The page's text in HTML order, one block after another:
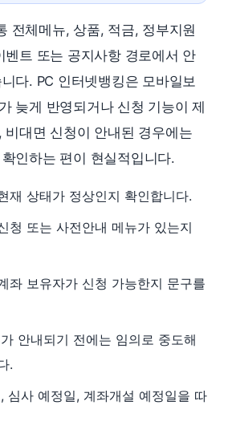
전체메뉴, 상품, 적금, 정부지원
벤트 또는 공지사항 경로에서 안
다. PC 인터넷뱅킹은 모바일보
늦게 반영되거나 신청 기능이 제
비대면 신청이 안내된 경우에는
인하는 편이 현실적입니다.
재 상태가 정상인지 확인합니다.
청 또는 사전안내 메뉴가 있는지
좌 보유자가 신청 가능한지 문구를
안내되기 전에는 임의로 중도해
.
심사 예정일, 계좌개설 예정일을 따